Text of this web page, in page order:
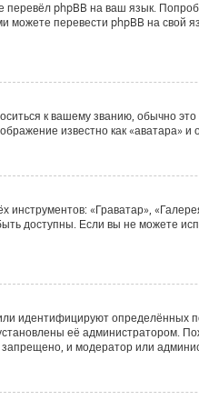
phpBB на ваш язык.
можете перевести phpBB на
к вашему званию, обычно
известно как «аватара» и
«Граватар»,
доступны. Если вы не можете
идентифицируют определённых
её администратором.
и модератор или